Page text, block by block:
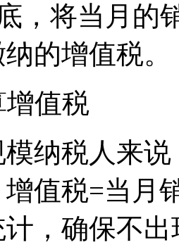
将当月的销
的增值税。
值税
税人来说
值税=当月
，确保不